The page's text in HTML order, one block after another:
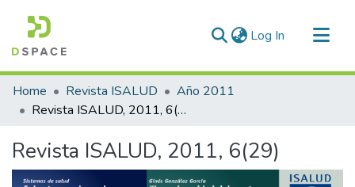
Log In (current)
Communities & Collections
All of DSpace
Home Revista ISALUD
Año 2011
Revista ISALUD, 2011, 6(29)
Revista ISALUD, 2011, 6(29)